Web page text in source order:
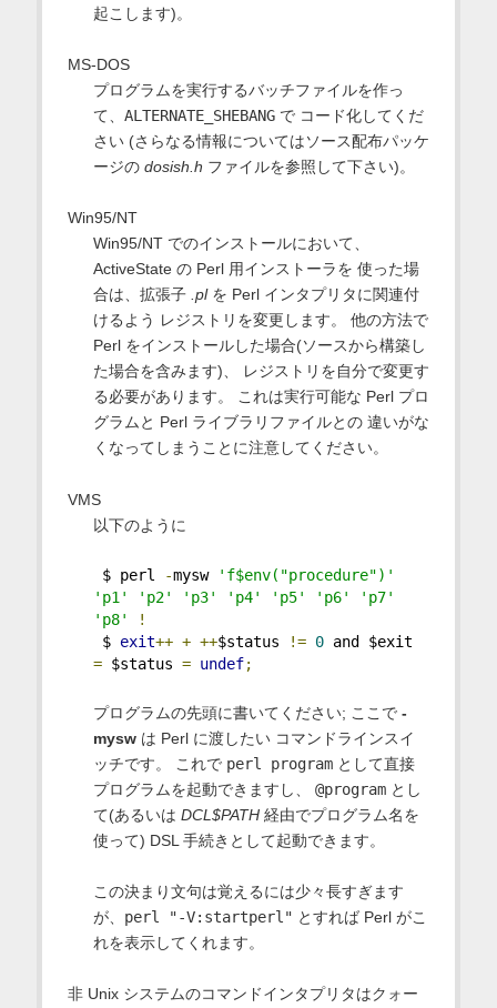
起こします)。
MS-DOS
プログラムを実行するバッチファイルを作っ
て、 ALTERNATE_SHEBANGで コード化してくだ
さい (さらなる情報についてはソース配布パッケ
ージの dosish.h ファイルを参照して下さい)。
Win95/NT
Win95/NT でのインストールにおいて、
ActiveState の Perl 用インストーラを 使った場
合は、拡張子 .plを Perl インタプリタに関連付
けるよう レジストリを変更します。 他の方法で
Perl をインストールした場合(ソースから構築し
た場合を含みます)、 レジストリを自分で変更す
る必要があります。 これは実行可能な Perl プロ
グラムと Perl ライブラリファイルとの 違いがな
くなってしまうことに注意してください。
VMS
以下のように
$ perl -mysw
'f$env("procedure")'
'p1'
'p2' 'p3' 'p4' 'p5' 'p6'
'p7'
'p8'
!
$ exit++ + ++$status != 0
= $status = undef;
プログラムの先頭に書いてください; ここで -
myswは Perl に渡したい コマンドラインスイ
ッチです。 これで perl programとして直接
プログラムを起動できますし、 @programとし
て(あるいは DCL$PATH経由でプログラム名を
使って) DSL 手続きとして起動できます。
この決まり文句は覚えるには少々長すぎます
が、 perl "-V:startperl" とすれば Perl がこ
れを表示してくれます。
非 Unix システムのコマンドインタプリタはクォー